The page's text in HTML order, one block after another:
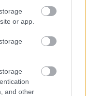
or app.
and other
στο